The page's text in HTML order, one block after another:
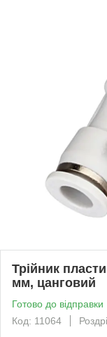
Трійник
мм, цанговий
Готово до відправки
Код: 11064